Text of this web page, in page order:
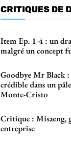
CRITIQUES DE
Item Ep. 1-4 : un
malgré un concept
Goodbye Mr Black
crédible dans un
Monte-Cristo
Critique : Misaeng,
entreprise